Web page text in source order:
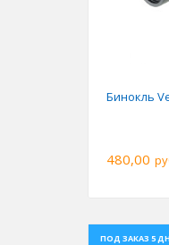
Бинокль
480,00
ПОД ЗАКАЗ 5